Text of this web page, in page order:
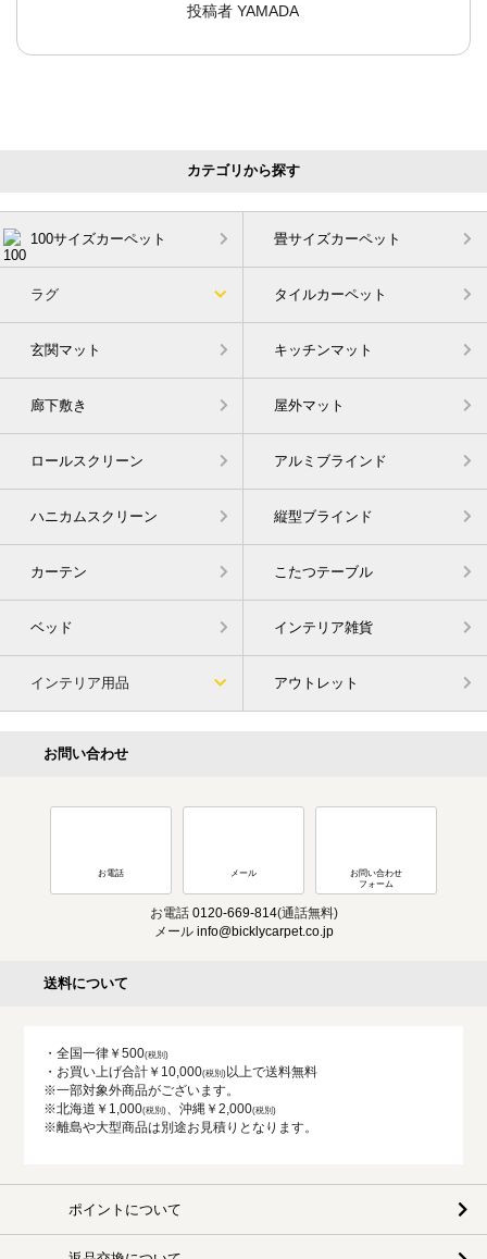
投稿者 YAMADA
カテゴリから探す
100サイズカーペット 畳サイズカーペット
ラグ タイルカーペット
玄関マット キッチンマット
廊下敷き 屋外マット
ロールスクリーン アルミブラインド
ハニカムスクリーン 縦型ブラインド
カーテン こたつテーブル
ベッド インテリア雑貨
インテリア用品 アウトレット
お問い合わせ
お電話 メール
お問い合わせ
フォーム
お電話 0120-669-814(通話無料)
メール info@bicklycarpet.co.jp
送料について
・全国一律￥500
・お買い上げ合計￥10,000
以上で送料無料
※一部対象外商品がございます。
※北海道￥1,000
、沖縄￥2,000
※離島や大型商品は別途お見積りとなります。
ポイントについて